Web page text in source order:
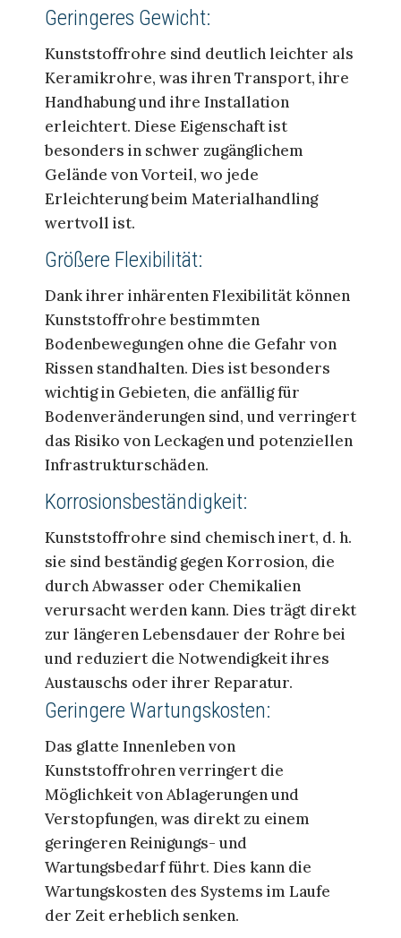
Geringeres Gewicht:
Kunststoffrohre sind deutlich leichter als
Keramikrohre, was ihren Transport, ihre
Handhabung und ihre Installation
erleichtert. Diese Eigenschaft ist
besonders in schwer zugänglichem
Gelände von Vorteil, wo jede
Erleichterung beim Materialhandling
wertvoll ist.
Größere Flexibilität:
Dank ihrer inhärenten Flexibilität können
Kunststoffrohre bestimmten
Bodenbewegungen ohne die Gefahr von
Rissen standhalten. Dies ist besonders
wichtig in Gebieten, die anfällig für
Bodenveränderungen sind, und verringert
das Risiko von Leckagen und potenziellen
Infrastrukturschäden.
Korrosionsbeständigkeit:
Kunststoffrohre sind chemisch inert, d. h.
sie sind beständig gegen Korrosion, die
durch Abwasser oder Chemikalien
verursacht werden kann. Dies trägt direkt
zur längeren Lebensdauer der Rohre bei
und reduziert die Notwendigkeit ihres
Austauschs oder ihrer Reparatur.
Geringere Wartungskosten:
Das glatte Innenleben von
Kunststoffrohren verringert die
Möglichkeit von Ablagerungen und
Verstopfungen, was direkt zu einem
geringeren Reinigungs- und
Wartungsbedarf führt. Dies kann die
Wartungskosten des Systems im Laufe
der Zeit erheblich senken.